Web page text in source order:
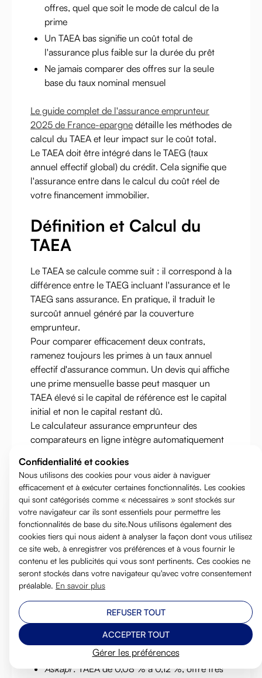
offres, quel que soit le mode de calcul de la
prime
Un TAEA bas signifie un coût total de
l'assurance plus faible sur la durée du prêt
Ne jamais comparer des offres sur la seule
base du taux nominal mensuel
Le guide complet de l'assurance emprunteur
2025 de France-epargne détaille les méthodes de
calcul du TAEA et leur impact sur le coût total.
Le TAEA doit être intégré dans le TAEG (taux
annuel effectif global) du crédit. Cela signifie que
l'assurance entre dans le calcul du coût réel de
votre financement immobilier.
Définition et Calcul du
TAEA
Le TAEA se calcule comme suit : il correspond à la
différence entre le TAEG incluant l'assurance et le
TAEG sans assurance. En pratique, il traduit le
surcoût annuel généré par la couverture
emprunteur.
Pour comparer efficacement deux contrats,
ramenez toujours les primes à un taux annuel
effectif d'assurance commun. Un devis qui affiche
une prime mensuelle basse peut masquer un
TAEA élevé si le capital de référence est le capital
initial et non le capital restant dû.
Le calculateur assurance emprunteur des
comparateurs en ligne intègre automatiquement
reste l'outil le plus fiable pour comparer les offres
sur une base homogène.
Benchmarking des
Meilleurs Assureurs :
Malakoff Humanis, CNP
Assurances, Askapi
profil standard (35 ans, non-fumeur,
fonctionnaire ou cadre) se situent autour de :
Malakoff Humanis: TAEA de 0,09 % à 0,14 %,
selon les garanties et le profil
Askapi: TAEA de 0,08 % à 0,12 %, offre très
Confidentialité et cookies
Nous utilisons des cookies pour vous aider à naviguer
efficacement et à exécuter certaines fonctionnalités. Les cookies
qui sont catégorisés comme « nécessaires » sont stockés sur
votre navigateur car ils sont essentiels pour permettre les
fonctionnalités de base du site.Nous utilisons également des
cookies tiers qui nous aident à analyser la façon dont vous utilisez
ce site web, à enregistrer vos préférences et à vous fournir le
contenu et les publicités qui vous sont pertinents. Ces cookies ne
seront stockés dans votre navigateur qu'avec votre consentement
préalable. En savoir plus
REFUSER TOUT
ACCEPTER TOUT
Gérer les préférences